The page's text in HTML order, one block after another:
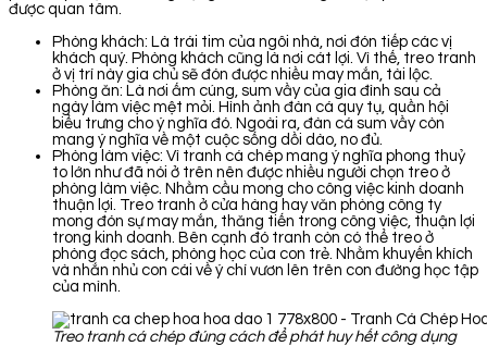
được quan tâm.
Phòng khách: Là trái tim của ngôi nhà, nơi đón tiếp các vị
khách quý. Phòng khách cũng là nơi cát lợi. Vì thế, treo tranh
ở vị trí này gia chủ sẽ đón được nhiều may mắn, tài lộc.
Phòng ăn: Là nơi ấm cúng, sum vầy của gia đình sau cả
ngày làm việc mệt mỏi. Hình ảnh đàn cá quy tụ, quần hội
biểu trưng cho ý nghĩa đó. Ngoài ra, đàn cá sum vầy còn
mang ý nghĩa về một cuộc sống dồi dào, no đủ.
Phòng làm việc: Vì tranh cá chép mang ý nghĩa phong thuỷ
to lớn như đã nói ở trên nên được nhiều người chọn treo ở
phòng làm việc. Nhằm cầu mong cho công việc kinh doanh
thuận lợi. Treo tranh ở cửa hàng hay văn phòng công ty
mong đón sự may mắn, thăng tiến trong công việc, thuận lợi
trong kinh doanh. Bên cạnh đó tranh còn có thể treo ở
phòng đọc sách, phòng học của con trẻ. Nhằm khuyến khích
và nhắn nhủ con cái về ý chí vươn lên trên con đường học tập
của mình.
Treo tranh cá chép đúng cách để phát huy hết công dụng